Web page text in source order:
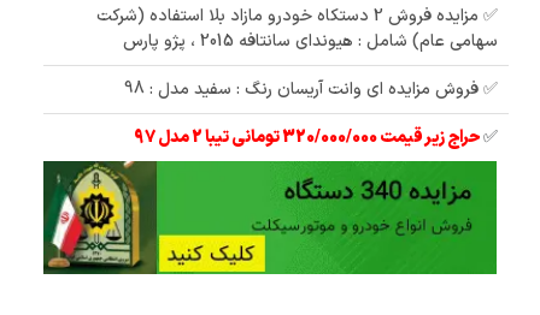
✅ مزایده فروش 2 دستکاه خودرو مازاد بلا استفاده (شرکت
سهامی عام) شامل : هیوندای سانتافه 2015 ، پژو پارس
✅ فروش مزایده ای وانت آریسان رنگ : سفید مدل : 98
✅حراج زیر قیمت 320/000/000 تومانی تیبا 2 مدل 97